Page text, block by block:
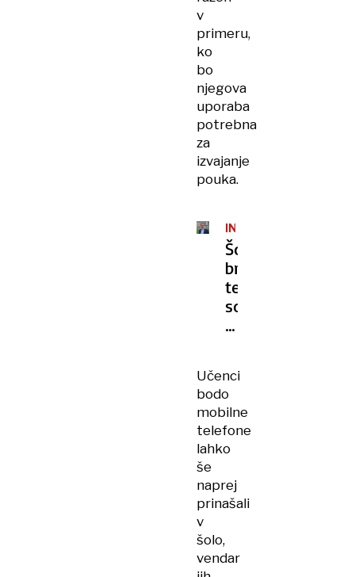
v
primeru,
ko
bo
njegova
uporaba
potrebna
za
izvajanje
pouka.
INTERVJU
Šole
brez
telefonov
so
socialno
bolj
zdrave
Učenci
bodo
mobilne
telefone
lahko
še
naprej
prinašali
v
šolo,
vendar